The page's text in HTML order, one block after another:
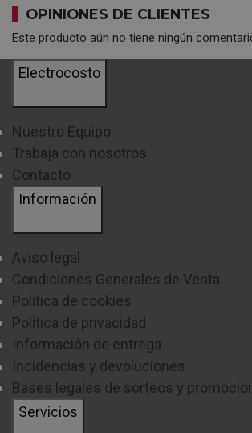
OPINIONES DE CLIENTES
Este producto aún no tiene ningún
Electrocosto
Nuestro Equipo
Trabaja con nosotros
Contacto
Información
Aviso legal
Condiciones Generales de Venta
Política de cookies
Política de privacidad
Información de entrega
Incidencias y devoluciones
Bases legales de sorteos y
Servicios